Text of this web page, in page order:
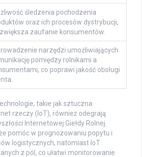
śledzenia pochodzenia
oraz ich procesów dystrybucji,
zaufanie konsumentów.
narzędzi umożliwiających
pomiędzy rolnikami a
co poprawi jakość obsługi
takie jak sztuczna
rzeczy (IoT), również odegrają
Internetowej Giełdy Rolnej.
pomóc w prognozowaniu popytu i
logistycznych, natomiast IoT
z pól, co ułatwi monitorowanie